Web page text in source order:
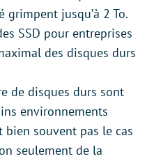
grimpent jusqu’à 2 To.
SSD pour entreprises
des disques durs
de disques durs sont
environnements
bien souvent pas le cas
seulement de la